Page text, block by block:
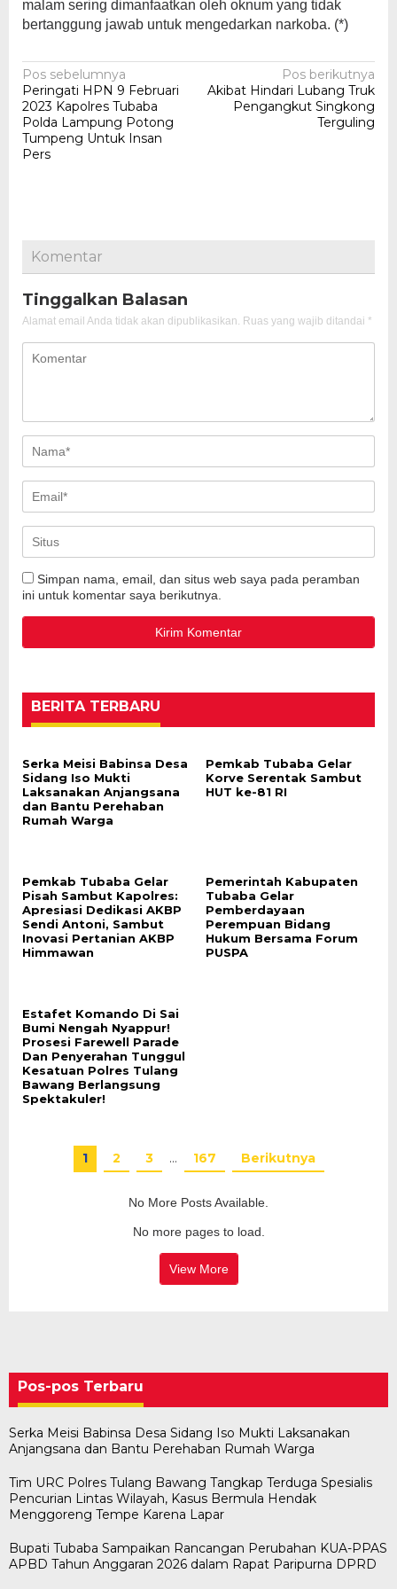
malam sering dimanfaatkan oleh oknum yang tidak
bertanggung jawab untuk mengedarkan narkoba. (*)
Navigasi
pos
Pos sebelumnya
Peringati HPN 9 Februari
2023 Kapolres Tubaba
Polda Lampung Potong
Tumpeng Untuk Insan
Pers
Pos berikutnya
Akibat Hindari Lubang Truk
Pengangkut Singkong
Terguling
Komentar
Tinggalkan Balasan
Alamat email Anda tidak akan dipublikasikan. Ruas yang wajib ditandai *
Simpan nama, email, dan situs web saya pada peramban
ini untuk komentar saya berikutnya.
BERITA TERBARU
Serka Meisi Babinsa Desa
Sidang Iso Mukti
Laksanakan Anjangsana
dan Bantu Perehaban
Rumah Warga
Pemkab Tubaba Gelar
Korve Serentak Sambut
HUT ke-81 RI
Pemkab Tubaba Gelar
Pisah Sambut Kapolres:
Apresiasi Dedikasi AKBP
Sendi Antoni, Sambut
Inovasi Pertanian AKBP
Himmawan
Pemerintah Kabupaten
Tubaba Gelar
Pemberdayaan
Perempuan Bidang
Hukum Bersama Forum
PUSPA
Estafet Komando Di Sai
Bumi Nengah Nyappur!
Prosesi Farewell Parade
Dan Penyerahan Tunggul
Kesatuan Polres Tulang
Bawang Berlangsung
Spektakuler!
1 2 3 … 167 Berikutnya
No More Posts Available.
No more pages to load.
View More
Pos-pos Terbaru
Serka Meisi Babinsa Desa Sidang Iso Mukti Laksanakan
Anjangsana dan Bantu Perehaban Rumah Warga
Tim URC Polres Tulang Bawang Tangkap Terduga Spesialis
Pencurian Lintas Wilayah, Kasus Bermula Hendak
Menggoreng Tempe Karena Lapar
Bupati Tubaba Sampaikan Rancangan Perubahan KUA-PPAS
APBD Tahun Anggaran 2026 dalam Rapat Paripurna DPRD